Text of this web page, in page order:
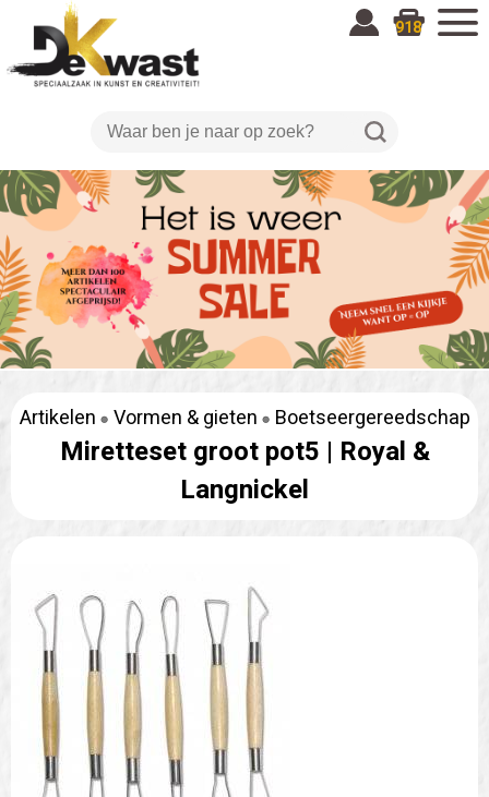
918
Artikelen Vormen & gieten Boetseergereedschap
Miretteset groot pot5 | Royal &
Langnickel